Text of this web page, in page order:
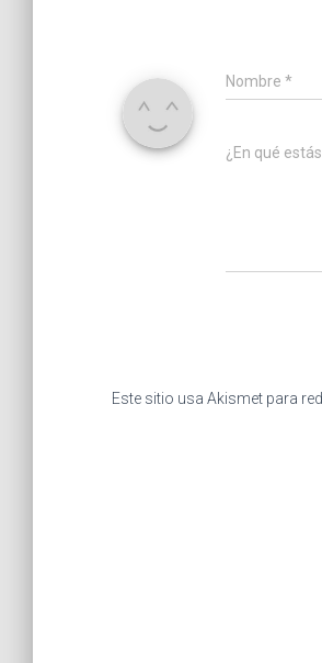
Nombre *
¿En qué
Este sitio usa Akismet para